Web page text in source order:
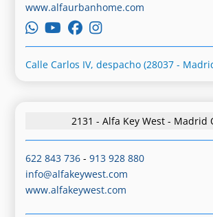
www.alfaurbanhome.com
Calle Carlos IV, despacho (28037 -
2131 - Alfa Key West - Madrid
622 843 736 -913 928 880
info@alfakeywest.com
www.alfakeywest.com